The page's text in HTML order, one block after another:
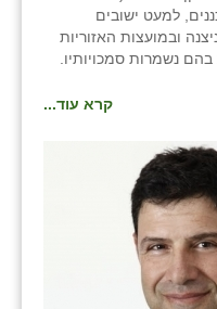
למעט ישובים
ובמועצות האזוריות
נשמרות סמכויותיו.
קרא עוד...